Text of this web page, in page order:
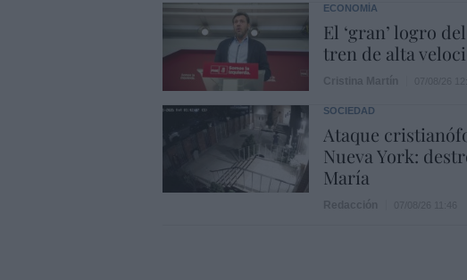
ECONOMÍA
El ‘gran’ logro
tren de alta
SOCIEDAD
Ataque
Nueva York:
María